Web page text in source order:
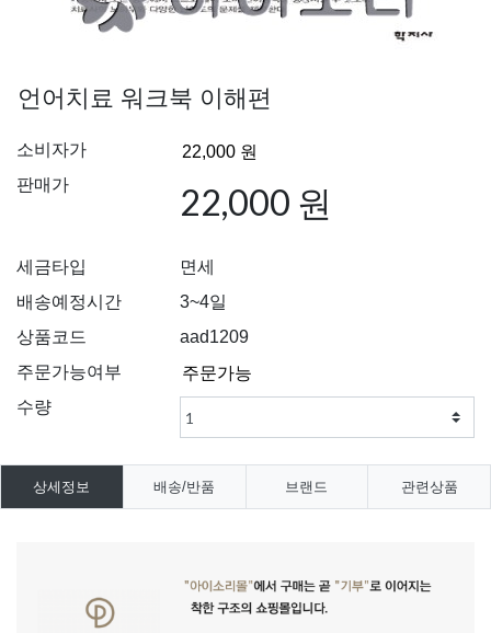
언어치료 워크북 이해편
소비자가
판매가
22,000 원
세금타입
면세
배송예정시간
3~4일
상품코드
aad1209
주문가능여부
수량
상세정보 배송/반품 브랜드 관련상품